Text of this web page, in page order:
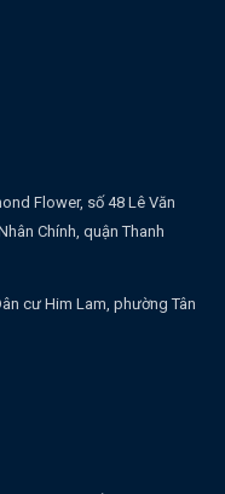
Flower, số 48 Lê Văn
Chính, quận Thanh
cư Him Lam, phường Tân